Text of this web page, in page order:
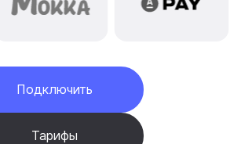
Подключить
Тарифы